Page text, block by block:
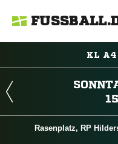
KL A4
Rasenplatz, RP